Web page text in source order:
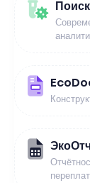
переплат